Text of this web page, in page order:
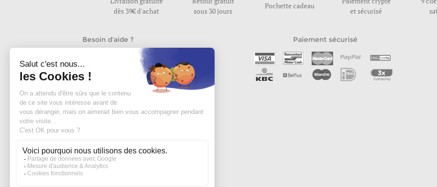
dès 39€ d'achat
sous 30 jours
Pochette cadeau
et sécurisé
Besoin d'aide ?
Nous répondons à vos questions
du lundi au vendredi de 9h30 à 17h
Nous contacter
Paiement sécurisé